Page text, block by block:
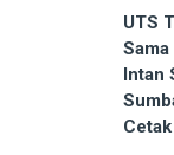
UTS
Intan